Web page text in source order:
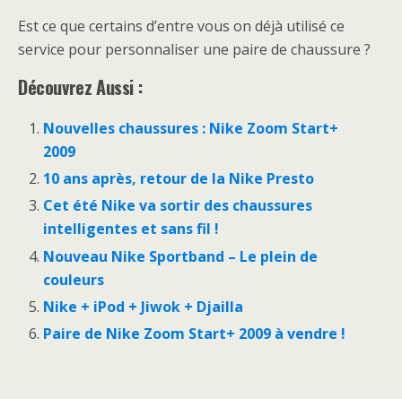
Est ce que certains d’entre vous on déjà utilisé ce
service pour personnaliser une paire de chaussure ?
Découvrez Aussi :
Nouvelles chaussures : Nike Zoom Start+
2009
10 ans après, retour de la Nike Presto
Cet été Nike va sortir des chaussures
intelligentes et sans fil !
Nouveau Nike Sportband – Le plein de
couleurs
Nike + iPod + Jiwok + Djailla
Paire de Nike Zoom Start+ 2009 à vendre !